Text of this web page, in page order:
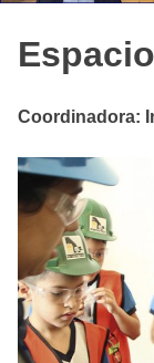
Coordinadora: